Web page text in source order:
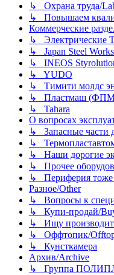
↳ Охрана труда/
↳ Повышаем
Коммерческие
↳ Электрические
↳ Japan Steel
↳ INEOS
↳ YUDO
↳ Тимити молдс
↳ Пластмаш
↳ Tahara
О вопросах
↳ Запасные части
↳
↳ Наши дорогие
↳ Прочее
↳ Периферия тоже
Разное/Other
↳ Вопросы к
↳ Купи-продай/
↳ Ищу
↳ Оффтопик/
↳ Кунсткамера
Архив/Archive
↳ Группа